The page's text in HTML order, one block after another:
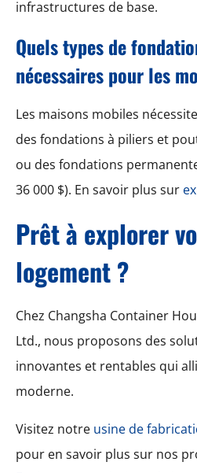
infrastructures de base.
Quels types de
nécessaires pour les
Les maisons mobiles
des fondations à piliers et
ou des fondations
36 000 $). En savoir plus sur
Prêt à explorer
logement ?
Chez Changsha Container
Ltd., nous proposons des
innovantes et rentables qui
moderne.
Visitez notre usine de
pour en savoir plus sur nos